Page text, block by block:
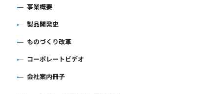
事業概要
製品開発史
ものづくり改革
コーポレートビデオ
会社案内冊子